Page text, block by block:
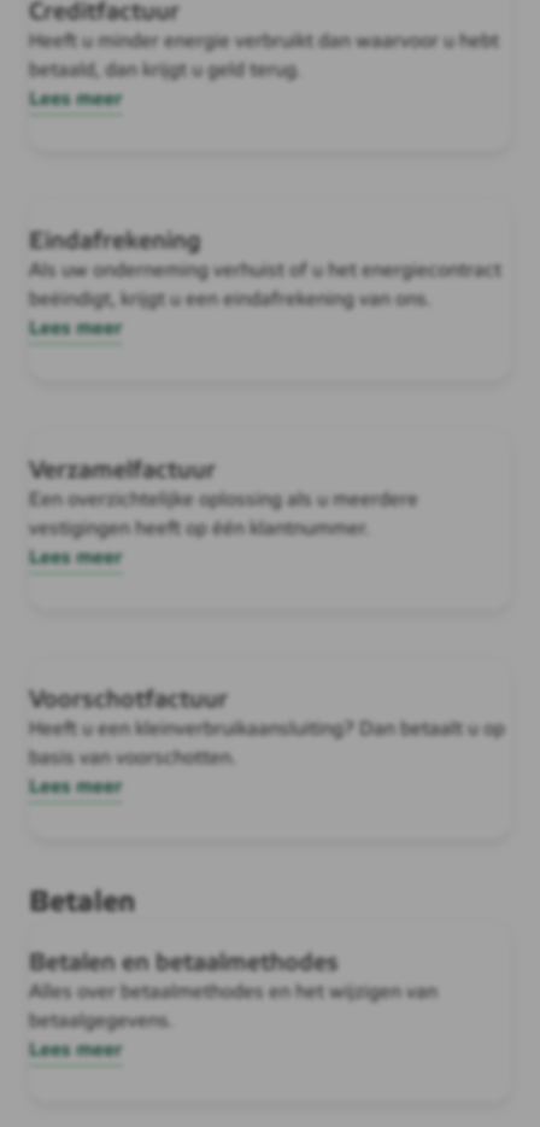
Creditfactuur
Heeft u minder energie verbruikt dan waarvoor u hebt
betaald, dan krijgt u geld terug.
Lees meer
Eindafrekening
Als uw onderneming verhuist of u het energiecontract
beëindigt, krijgt u een eindafrekening van ons.
Lees meer
Verzamelfactuur
Een overzichtelijke oplossing als u meerdere
vestigingen heeft op één klantnummer.
Lees meer
Voorschotfactuur
Heeft u een kleinverbruikaansluiting? Dan betaalt u op
basis van voorschotten.
Lees meer
Betalen
Betalen en betaalmethodes
Alles over betaalmethodes en het wijzigen van
betaalgegevens.
Lees meer